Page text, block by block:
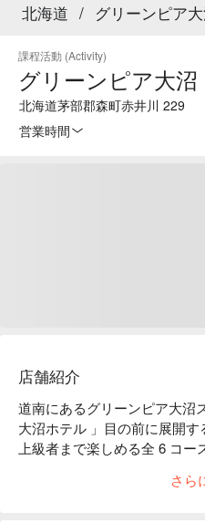
北海道 / グリーンピア
課程活動 (Activity)
グリーンピア大
北海道茅部郡森町赤井川 229
営業時間
店舗紹介
道南にあるグリーンピア大沼
大沼ホテル 」目の前に展開
上級者まで楽しめる全 6 コ
ファミリーロードや上級者向
さら